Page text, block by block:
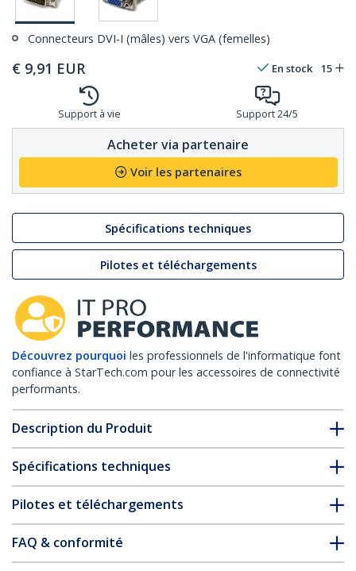
Connecteurs DVI-I (mâles) vers VGA (femelles)
€ 9,91 EUR En stock 15
Support à vie Support 24/5
Acheter via partenaire
Voir les partenaires
Spécifications techniques
Pilotes et téléchargements
Découvrez pourquoi les professionnels de l'informatique font
confiance à StarTech.com pour les accessoires de connectivité
performants.
Description du Produit
Spécifications techniques
Pilotes et téléchargements
FAQ & conformité